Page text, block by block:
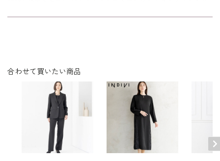
合わせて買いたい商品